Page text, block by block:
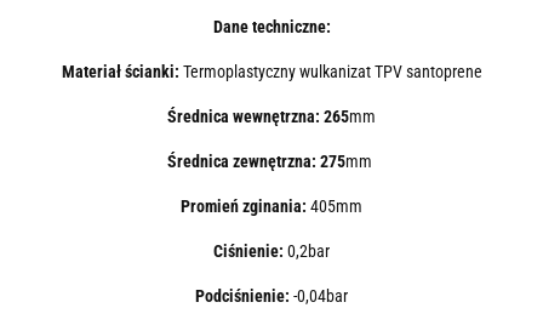
Dane techniczne:
Materiał ścianki: Termoplastyczny wulkanizat TPV santoprene
Średnica wewnętrzna: 265mm
Średnica zewnętrzna: 275mm
Promień zginania: 405mm
Ciśnienie: 0,2bar
Podciśnienie: -0,04bar